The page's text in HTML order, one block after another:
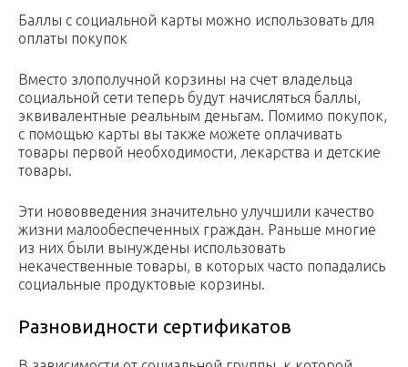
Баллы с социальной карты можно использовать для
оплаты покупок
Вместо злополучной корзины на счет владельца
социальной сети теперь будут начисляться баллы,
эквивалентные реальным деньгам. Помимо покупок,
с помощью карты вы также можете оплачивать
товары первой необходимости, лекарства и детские
товары.
Эти нововведения значительно улучшили качество
жизни малообеспеченных граждан. Раньше многие
из них были вынуждены использовать
некачественные товары, в которых часто попадались
социальные продуктовые корзины.
Разновидности сертификатов